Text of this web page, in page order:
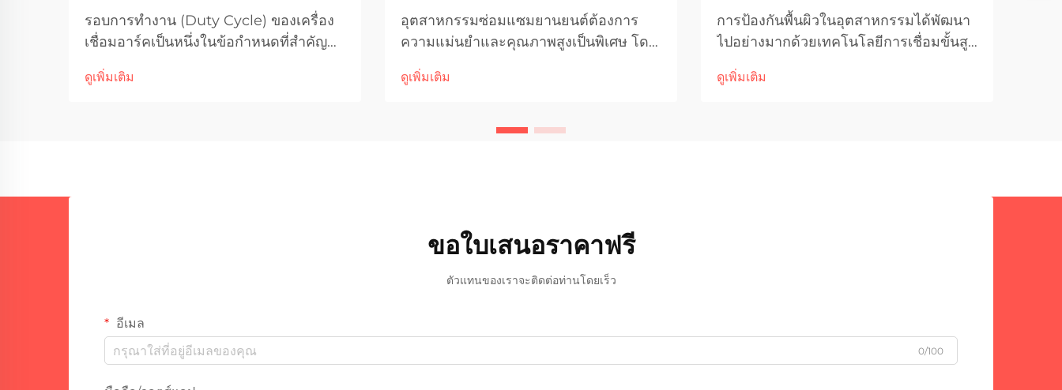
รอบการทำงาน (Duty Cycle) ของเครื่อง
เชื่อมอาร์คเป็นหนึ่งในข้อกำหนดที่สำคัญ
งานและอายุการใช้งานของเครื่องใน
ดูเพิ่มเติม
อุตสาหกรรมซ่อมแซมยานยนต์ต้องการ
ความแม่นยำและคุณภาพสูงเป็นพิเศษ โดย
โครงสร้างสำคัญและแผ่นตัวถังรถ ร้าน
เชื่อมขั้นสูงเพื่อตอบสนองมาตรฐานที่เข้ม
ดูเพิ่มเติม
การป้องกันพื้นผิวในอุตสาหกรรมได้พัฒนา
ไปอย่างมากด้วยเทคโนโลยีการเชื่อมขั้นสูง
ต้องการความทนทานและความแม่นยำสูง
ดูเพิ่มเติม
ขอใบเสนอราคาฟรี
ตัวแทนของเราจะติดต่อท่านโดยเร็ว
อีเมล
0/100